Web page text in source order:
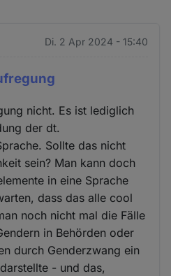
Di. 2 Apr 2024 - 15:40
nicht. Es ist lediglich
der dt.
Sollte das nicht
sein? Man kann doch
in eine Sprache
dass das alle cool
noch nicht mal die Fälle
in Behörden oder
durch Genderzwang ein
- und das,